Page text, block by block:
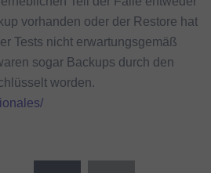
vorhanden oder der Restore hat
Tests nicht erwartungsgemäß
sogar Backups durch den
worden.